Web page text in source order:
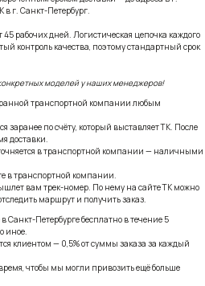
г. Санкт-Петербург.
рабочих дней. Логистическая цепочка каждого
контроль качества, поэтому стандартный срок
моделей у наших менеджеров!
транспортной компании любым
заранее по счёту, который выставляет ТК. После
доставки.
в транспортной компании — наличными
в транспортной компании.
вам трек-номер. По нему на сайте ТК можно
маршрут и получить заказ.
Петербурге бесплатно в течение 5
иное.
клиентом — 0,5% от суммы заказа за каждый
чтобы мы могли привозить ещё больше